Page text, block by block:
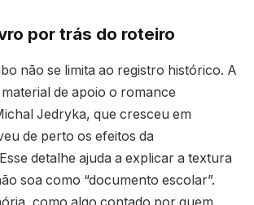
por trás do roteiro
não se limita ao registro histórico. A
de apoio o romance
Jedryka, que cresceu em
de perto os efeitos da
detalhe ajuda a explicar a textura
soa como “documento escolar”.